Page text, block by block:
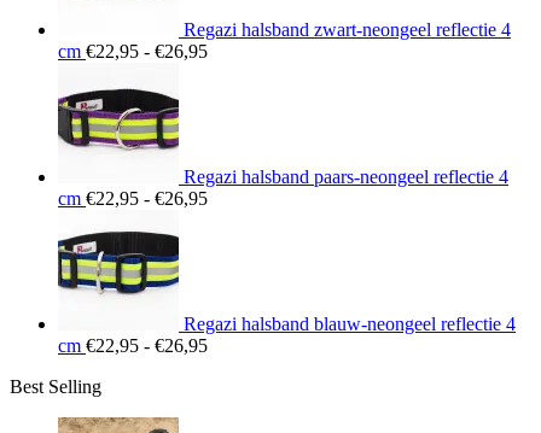
Regazi halsband zwart-neongeel reflectie 4
cm €22,95 - €26,95Prijsklasse:
Regazi halsband paars-neongeel reflectie 4
cm €22,95 - €26,95Prijsklasse:
Regazi halsband blauw-neongeel reflectie 4
cm €22,95 - €26,95Prijsklasse:
Best Selling